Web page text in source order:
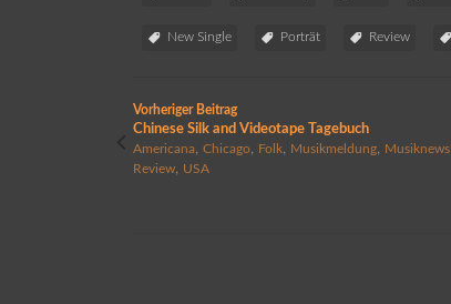
New Single Porträt Review
Vorheriger Beitrag
Chinese Silk and Videotape Tagebuch
Americana ,Chicago Folk Musikmeldung Musiknews
Review USA